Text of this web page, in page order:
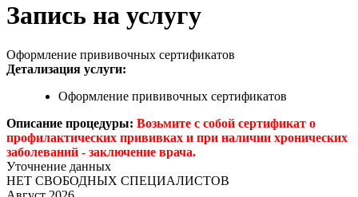
Запись на услугу
Оформление прививочных сертификатов
Детализация услуги:
Оформление прививочных сертификатов
Описание процедуры: Возьмите с собой сертификат о
профилактических прививках и при наличии хронических
заболеваний - заключение врача.
Уточнение данных
НЕТ СВОБОДНЫХ СПЕЦИАЛИСТОВ